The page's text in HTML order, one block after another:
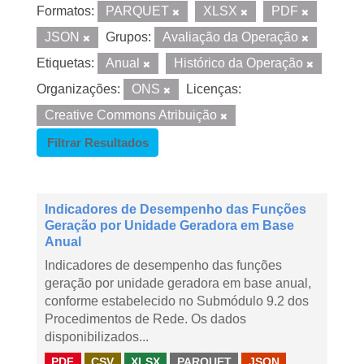
Formatos: PARQUET XLSX
PDF
JSON
Grupos:
Avaliação da Operação
Etiquetas:
Anual
Histórico da Operação
Organizações:
ONS
Licenças:
Creative Commons Atribuição
Filtrar Resultados
Indicadores de Desempenho das Funções
Geração por Unidade Geradora em Base
Anual
Indicadores de desempenho das funções
geração por unidade geradora em base anual,
conforme estabelecido no Submódulo 9.2 dos
Procedimentos de Rede. Os dados
disponibilizados...